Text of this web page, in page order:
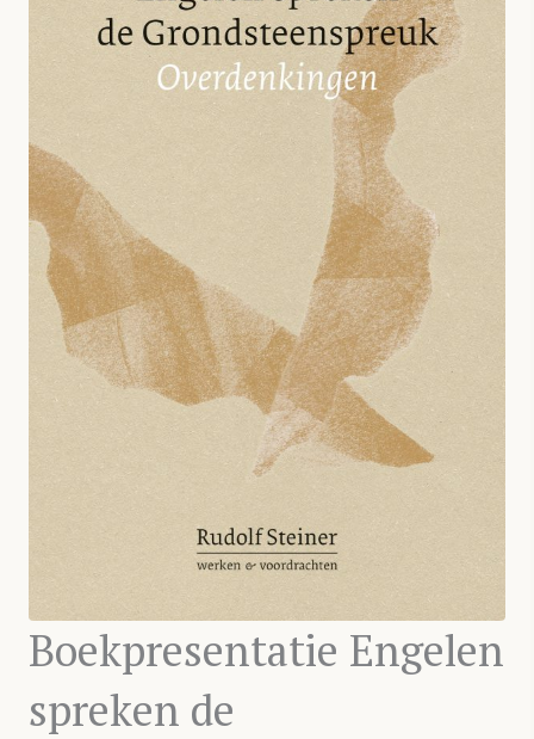
Boekpresentatie Engelen
spreken de